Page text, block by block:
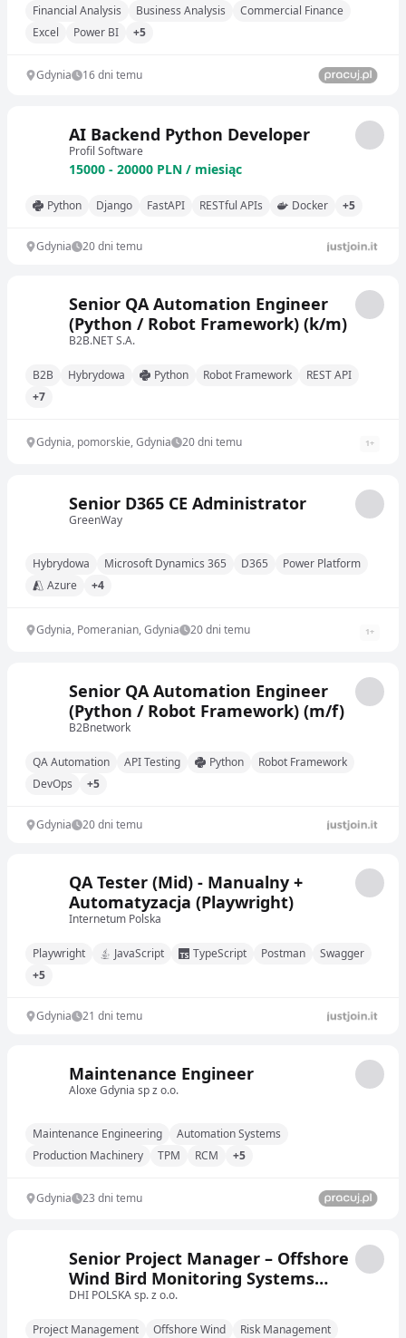
Financial Analysis Business Analysis
Commercial Finance
Excel
Power BI +5
Gdynia 16 dni temu
AI Backend Python Developer
Profil Software
15000 - 20000 PLN / miesiąc
Python Django FastAPI RESTful APIs Docker +5
Gdynia 20 dni temu
Senior QA Automation Engineer
(Python / Robot Framework) (k/m)
B2B.NET S.A.
B2B Hybrydowa Python Robot Framework
REST API
+7
Gdynia, pomorskie, Gdynia 20 dni temu 1+
Senior D365 CE Administrator
GreenWay
Hybrydowa Microsoft Dynamics 365 D365
Power Platform
Azure
+4
Gdynia, Pomeranian, Gdynia 20 dni temu 1+
Senior QA Automation Engineer
(Python / Robot Framework) (m/f)
B2Bnetwork
QA Automation API Testing Python
Robot Framework
DevOps
+5
Gdynia 20 dni temu
QA Tester (Mid) - Manualny +
Automatyzacja (Playwright)
Internetum Polska
Playwright JavaScript TypeScript Postman
Swagger
+5
Gdynia 21 dni temu
Maintenance Engineer
Aloxe Gdynia sp z o.o.
Maintenance Engineering
Automation Systems
Production Machinery
TPM RCM +5
Gdynia 23 dni temu
Senior Project Manager – Offshore
Wind Bird Monitoring Systems
(DHI MUSE)
DHI POLSKA sp. z o.o.
Project Management Offshore Wind
Risk Management